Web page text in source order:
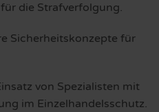
die Strafverfolgung.
Sicherheitskonzepte für
von Spezialisten mit
im Einzelhandelsschutz.